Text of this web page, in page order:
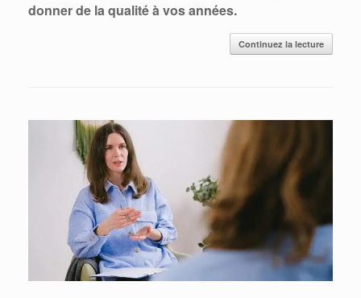
donner de la qualité à vos années.
Continuez la lecture